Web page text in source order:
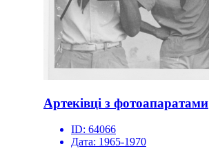
Артеківці з фотоапаратами
ID: 64066
Дата: 1965-1970